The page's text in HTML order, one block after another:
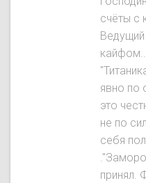
счёты с
явно по
это
не по
себя
принял.